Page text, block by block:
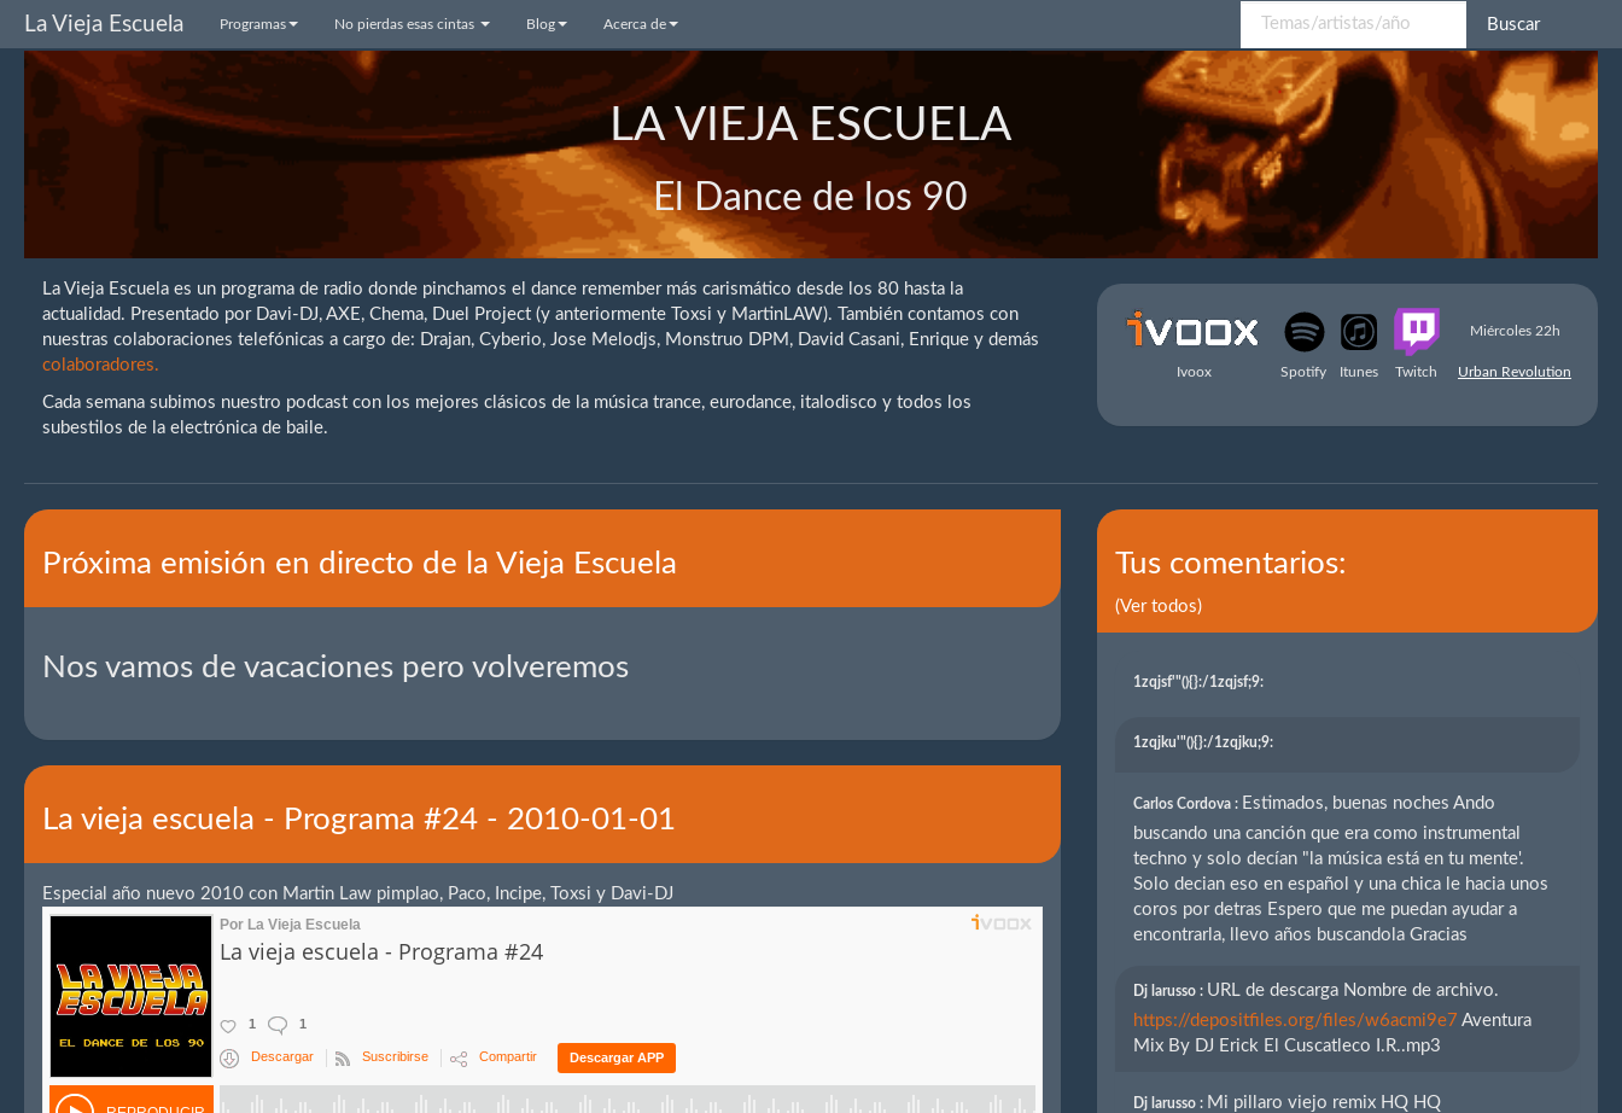
La Vieja Escuela Programas No pierdas esas cintas Blog Acerca de Buscar
LA VIEJA ESCUELA
El Dance de los 90
La Vieja Escuela es un programa de radio donde pinchamos el dance remember más carismático desde los 80 hasta la
actualidad. Presentado por Davi-DJ, AXE, Chema, Duel Project (y anteriormente Toxsi y MartinLAW). También contamos con
nuestras colaboraciones telefónicas a cargo de: Drajan, Cyberio, Jose Melodjs, Monstruo DPM, David Casani, Enrique y demás
colaboradores.
Cada semana subimos nuestro podcast con los mejores clásicos de la música trance, eurodance, italodisco y todos los
subestilos de la electrónica de baile.
Miércoles 22h
Ivoox Spotify Itunes Twitch Urban Revolution
Próxima emisión en directo de la Vieja Escuela
Nos vamos de vacaciones pero volveremos
La vieja escuela - Programa #24 - 2010-01-01
Especial año nuevo 2010 con Martin Law pimplao, Paco, Incipe, Toxsi y Davi-DJ
Tus comentarios:
(Ver todos)
1zqjsf'"(){}:/1zqjsf;9:
1zqjku'"(){}:/1zqjku;9:
Carlos Cordova : Estimados, buenas noches Ando
buscando una canción que era como instrumental
techno y solo decían "la música está en tu mente'.
Solo decian eso en español y una chica le hacia unos
coros por detras Espero que me puedan ayudar a
encontrarla, llevo años buscandola Gracias
Dj larusso : URL de descarga Nombre de archivo.
https://depositfiles.org/files/w6acmi9e7 Aventura
Mix By DJ Erick El Cuscatleco I.R..mp3
Dj larusso : Mi pillaro viejo remix HQ HQ